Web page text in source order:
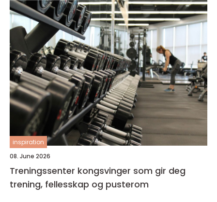
inspiration
08. June 2026
Treningssenter kongsvinger som gir deg
trening, fellesskap og pusterom